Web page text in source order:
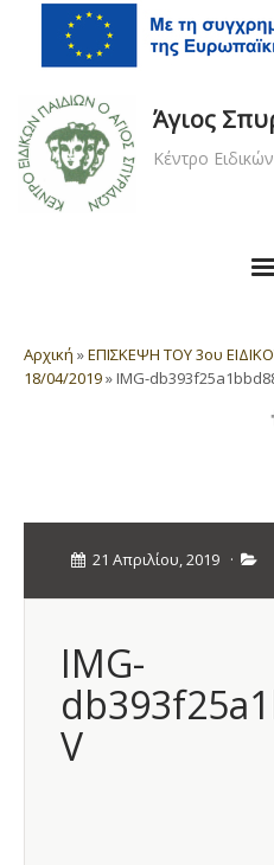
Άγιος
Κέντρο
Αρχική »ΕΠΙΣΚΕΨΗ ΤΟΥ 3ου
18/04/2019»IMG-
21 Απριλίου, 2019 ·
IMG-
V